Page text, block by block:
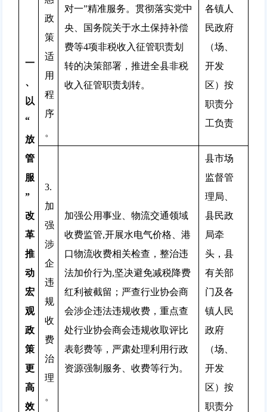
一
、
以
“
放
管
服
”
改
革
推
动
宏
观
政
策
更
高
效
政
策
适
用
程
序
。
对一”精准服务。贯彻落实党中
央、国务院关于水土保持补偿
费等4项非税收入征管职责划
转的决策部署，推进全县非税
收入征管职责划转。
各镇人
民政府
（场、
开发
区）按
职责分
工负责
3.
加
强
涉
企
违
规
收
费
治
理
。
加强公用事业、物流交通领域
收费监管,开展水电气价格、港
口物流收费相关检查，整治违
法加价行为,坚决避免减税降费
红利被截留；严查行业协会商
会涉企违法违规收费，重点查
处行业协会商会违规收取评比
表彰费等，严肃处理利用行政
资源强制服务、收费等行为。
县市场
监督管
理局、
县民政
局牵
头，县
有关部
门及各
镇人民
政府
（场、
开发
区）按
职责分